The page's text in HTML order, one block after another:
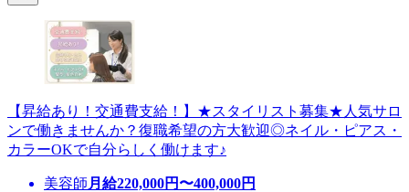
【昇給あり！交通費支給！】★スタイリスト募集★人気サロ
ンで働きませんか？復職希望の方大歓迎◎ネイル・ピアス・
カラーOKで自分らしく働けます♪
美容師 月給220,000円〜400,000円